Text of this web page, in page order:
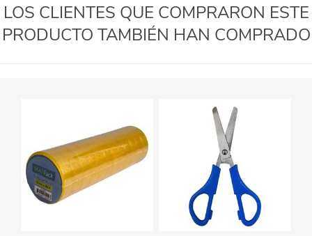
LOS CLIENTES QUE COMPRARON ESTE
PRODUCTO TAMBIÉN HAN COMPRADO